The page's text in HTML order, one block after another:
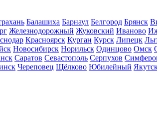
Балашиха Барнаул Белгород Брянск
Железнодорожный Жуковский Иваново
Красноярск Курган Курск Липецк
Новосибирск Норильск Одинцово Омск
Саратов Севастополь Серпухов
Череповец Щёлково Юбилейный